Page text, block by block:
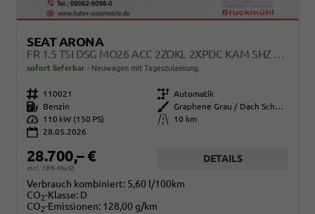
SEAT ARONA
FR 1.5 TSI DSG MO26 ACC 2ZOKL 2XPDC KAM SHZ FULL LINK
sofort lieferbar Neuwagen mit Tageszulassung
Fahrzeugnr. 110021 Getriebe Automatik
Kraftstoff
Benzin Außenfarbe
Graphene Grau / Dach Schwarz
Leistung
110 kW (150 PS) Kilometerstand
10 km
28.05.2026
28.700,– €
incl. 19% MwSt.
DETAILS
Verbrauch kombiniert: 5,60 l/100km
CO2-Klasse: D
CO2-Emissionen: 128,00 g/km